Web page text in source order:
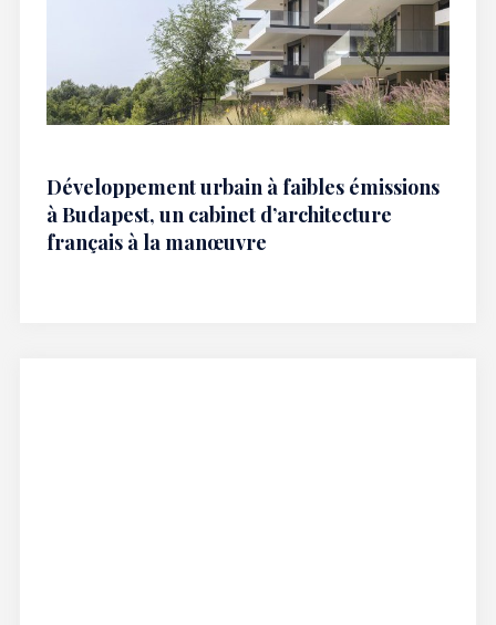
Développement urbain à faibles émissions
à Budapest, un cabinet d’architecture
français à la manœuvre